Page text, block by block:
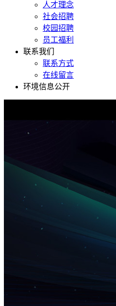
人才理念
社会招聘
校园招聘
员工福利
联系我们
联系方式
在线留言
环境信息公开